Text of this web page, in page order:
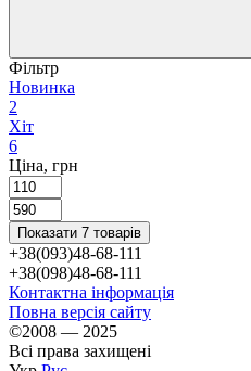
Фільтр
Новинка
2
Хіт
6
Ціна, грн
Показати 7 товарів
+38(093)48-68-111
+38(098)48-68-111
Контактна інформація
Повна версія сайту
©2008 — 2025
Всі права захищені